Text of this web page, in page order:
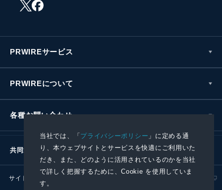
当社では、「プライバシーポリシー 」に定める通
り、本ウェブサイトとサービスを快適にご利用いた
だき、また、どのように活用されているのかを当社
で詳しく把握するために、Cookie を使用していま
す。
PRWIREサービス
PRWIREについて
各種お問い合わせ
共同通信社グループ
サイトポリシー